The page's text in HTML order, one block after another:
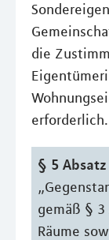
die
§ 5 Absatz
gemäß §
Räume